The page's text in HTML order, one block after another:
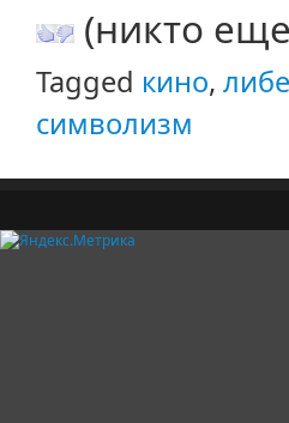
(никто
Tagged кино,
символизм